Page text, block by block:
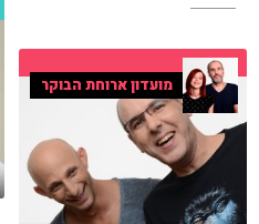
מועדון ארוחת הבוקר